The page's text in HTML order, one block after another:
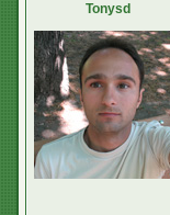
Tonysd